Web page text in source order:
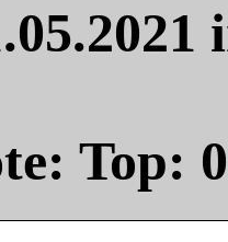
Top: 0